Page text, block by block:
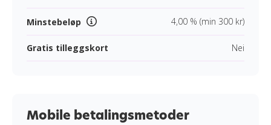
Minstebeløp 4,00 % (min 300 kr)
Gratis tilleggskort Nei
Mobile betalingsmetoder